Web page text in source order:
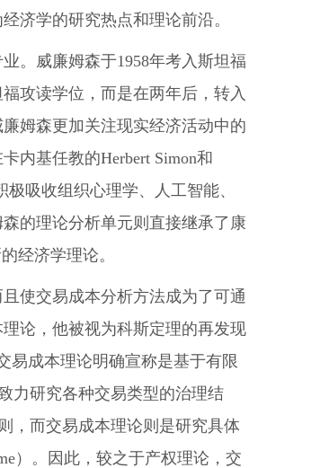
济学的研究热点和理论前沿。
。威廉姆森于1958年考入斯坦福
攻读学位，而是在两年后，转入
姆森更加关注现实经济活动中的
内基任教的Herbert Simon和
吸收组织心理学、人工智能、
的理论分析单元则直接继承了康
经济学理论。
使交易成本分析方法成为了可通
论，他被视为科斯定理的再发现
易成本理论明确宣称是基于有限
力研究各种交易类型的治理结
，而交易成本理论则是研究具体
）。因此，较之于产权理论，交